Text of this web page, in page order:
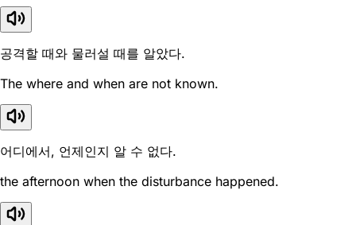
공격할 때와 물러설 때를 알았다.
The where and when are not known.
어디에서, 언제인지 알 수 없다.
the afternoon when the disturbance happened.